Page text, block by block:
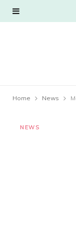
Home News
NEWS